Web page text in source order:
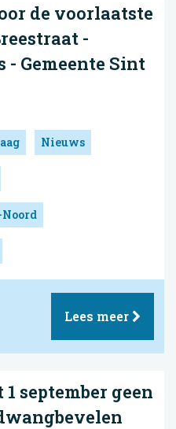
de voorlaatste
-
Gemeente Sint
Nieuws
Lees meer
september geen